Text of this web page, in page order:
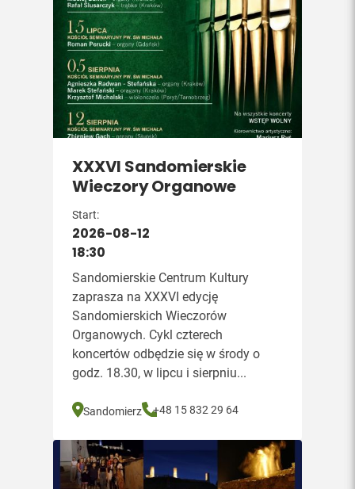
XXXVI Sandomierskie
Wieczory Organowe
Start:
2026-08-12
18:30
Sandomierskie Centrum Kultury
zaprasza na XXXVI edycję
Sandomierskich Wieczorów
Organowych. Cykl czterech
koncertów odbędzie się w środy o
godz. 18.30, w lipcu i sierpniu...
Sandomierz +48 15 832 29 64